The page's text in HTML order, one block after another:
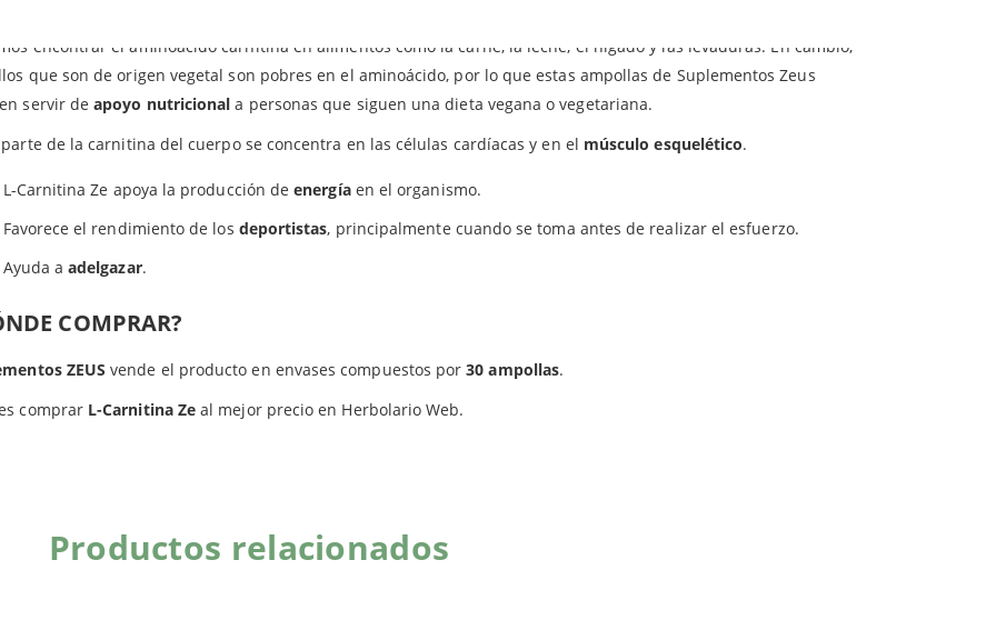
encontrar el aminoácido carnitina en alimentos como la carne, la leche, el hígado y las levaduras. En cambio,
que son de origen vegetal son pobres en el aminoácido, por lo que estas ampollas de Suplementos Zeus
servir deapoyo nutricional a personas que siguen una dieta vegana o vegetariana.
de la carnitina del cuerpo se concentra en las células cardíacas y en el músculo esquelético.
L-Carnitina Ze apoya la producción deenergíaen el organismo.
Favorece el rendimiento de los deportistas, principalmente cuando se toma antes de realizar el esfuerzo.
Ayuda aadelgazar.
COMPRAR?
ZEUS vende el producto en envases compuestos por30 ampollas.
comprar L-Carnitina Ze al mejor precio en Herbolario Web.
Productos relacionados